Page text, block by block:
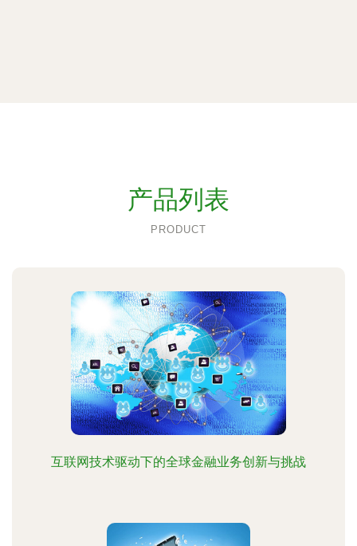
产品列表
PRODUCT
互联网技术驱动下的全球金融业务创新与挑战